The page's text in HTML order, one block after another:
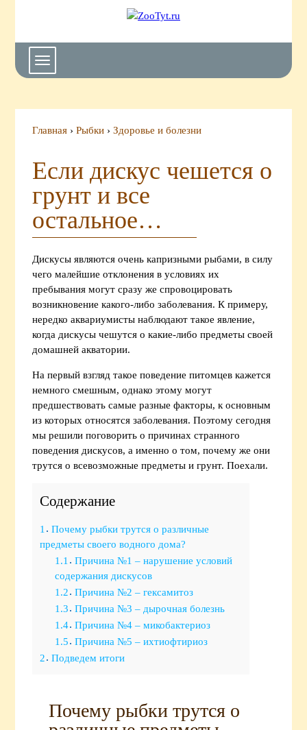
портал
Toggle
navigation
Главная ›Рыбки ›Здоровье и болезни
Если дискус чешется о
грунт и все
остальное…
Дискусы являются очень капризными рыбами, в силу
чего малейшие отклонения в условиях их
пребывания могут сразу же спровоцировать
возникновение какого-либо заболевания. К примеру,
нередко аквариумисты наблюдают такое явление,
когда дискусы чешутся о какие-либо предметы своей
домашней акватории.
На первый взгляд такое поведение питомцев кажется
немного смешным, однако этому могут
предшествовать самые разные факторы, к основным
из которых относятся заболевания. Поэтому сегодня
мы решили поговорить о причинах странного
поведения дискусов, а именно о том, почему же они
трутся о всевозможные предметы и грунт. Поехали.
Содержание
1
Почему рыбки трутся о различные
предметы своего водного дома?
1.1
Причина №1 – нарушение условий
содержания дискусов
1.2
Причина №2 – гексамитоз
1.3
Причина №3 – дырочная болезнь
1.4 Причина №4 – микобактериоз
1.5
Причина №5 – ихтиофтириоз
2
Подведем итоги
Почему рыбки трутся о